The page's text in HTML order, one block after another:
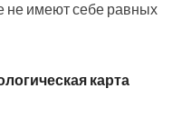
не имеют себе равных
карта